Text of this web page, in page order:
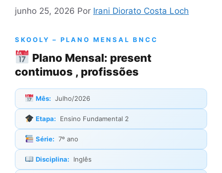
junho 25, 2026 Por Irani Diorato Costa Loch
SKOOLY – PLANO MENSAL BNCC
Plano Mensal: present
contimuos , profissões
Mês: Julho/2026
Etapa: Ensino Fundamental 2
Série: 7º ano
Disciplina: Inglês